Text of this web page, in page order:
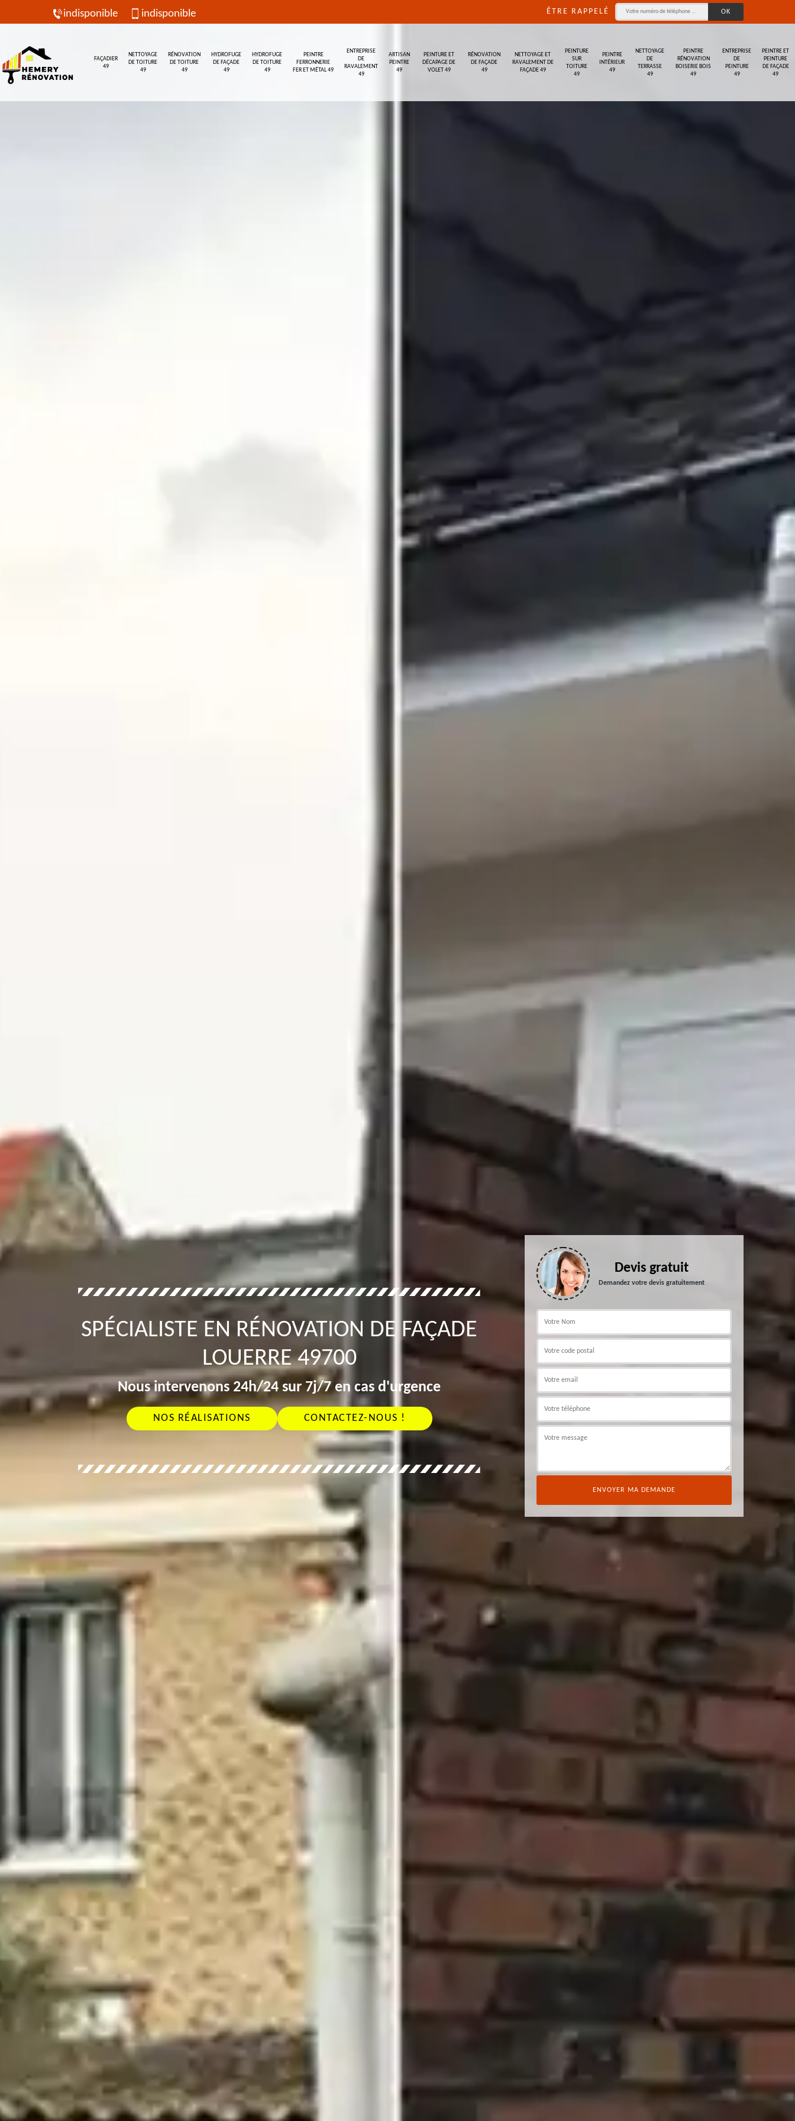
indisponible indisponible ÊTRE RAPPELÉ
FAÇADIER
49
NETTOYAGE
DE TOITURE
49
RÉNOVATION
DE TOITURE
49
HYDROFUGE
DE FAÇADE
49
HYDROFUGE
DE TOITURE
49
PEINTRE
FERRONNERIE
FER ET MÉTAL 49
ENTREPRISE
DE
RAVALEMENT
49
ARTISAN
PEINTRE
49
PEINTURE ET
DÉCAPAGE DE
VOLET 49
RÉNOVATION
DE FAÇADE
49
NETTOYAGE ET
RAVALEMENT DE
FAÇADE 49
PEINTURE
SUR
TOITURE
49
PEINTRE
INTÉRIEUR
49
NETTOYAGE
DE
TERRASSE
49
PEINTRE
RÉNOVATION
BOISERIE BOIS
49
ENTREPRISE
DE
PEINTURE
49
PEINTRE ET
PEINTURE
DE FAÇADE
49
SPÉCIALISTE EN RÉNOVATION DE FAÇADE
LOUERRE 49700
Nous intervenons 24h/24 sur 7j/7 en cas d'urgence
NOS RÉALISATIONS CONTACTEZ-NOUS !
Devis gratuit
Demandez votre devis gratuitement